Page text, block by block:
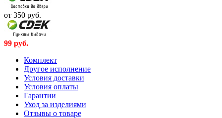
от 350 руб.
99 руб.
Комплект
Другое исполнение
Условия доставки
Условия оплаты
Гарантии
Уход за изделиями
Отзывы о товаре